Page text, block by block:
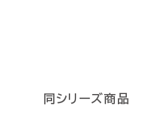
同シリーズ商品